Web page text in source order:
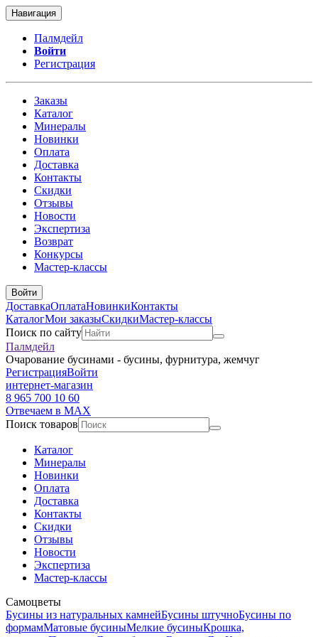
Навигация
Палмдейл
Войти
Регистрация
Заказы
Каталог
Минералы
Новинки
Оплата
Доставка
Контакты
Скидки
Отзывы
Новости
Экспертиза
Возврат
Конкурсы
Мастер-классы
Войти
ДоставкаОплатаНовинкиКонтакты
КаталогМои заказыСкидкиМастер-классы
Поиск по сайту
Палмдейл
Очарование бусинами - бусины, фурнитура, жемчуг
РегистрацияВойти
интернет-магазин
8 965 700 10 60
Отвечаем в MAX
Поиск товаров
Каталог
Минералы
Новинки
Оплата
Доставка
Контакты
Скидки
Отзывы
Новости
Экспертиза
Мастер-классы
Самоцветы
Бусины из натуральных камнейБусины штучноБусины по
формамМатовые бусиныМелкие бусиныКрошка,